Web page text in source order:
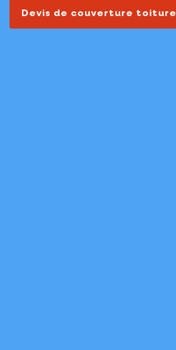
Devis de couverture toiture